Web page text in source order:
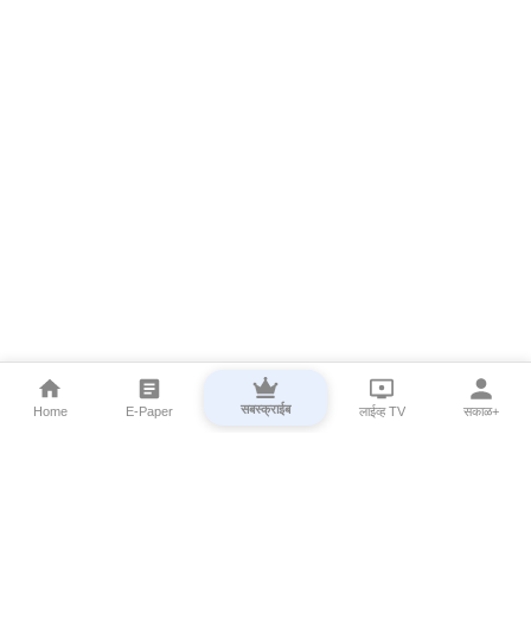
Home E-Paper सबस्क्राईब लाईव्ह TV सकाळ+